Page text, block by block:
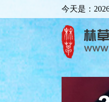
今天是：